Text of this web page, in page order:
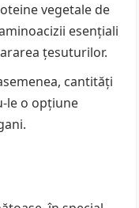
vegetale de
esențiali
țesuturilor.
cantități
le o opțiune